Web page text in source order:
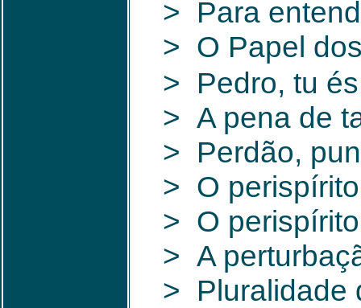
> Para
> O Papel
> Pedro, tu
> A pena de
> Perdão,
> O
> O
> A
> Pluralidade